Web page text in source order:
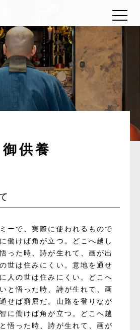
御供養
ーで、実際に使われるもので
働けば角が立つ。どこへ越し
った時、詩が生れて、画が出
世は住みにくい。意地を通せ
人の世は住みにくい。どこへ
と悟った時、詩が生れて、画
せば窮屈だ。山路を登りなが
に働けば角が立つ。どこへ越
悟った時、詩が生れて、画が